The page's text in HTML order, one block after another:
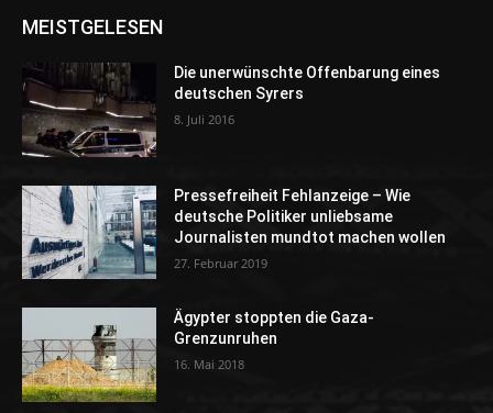
MEISTGELESEN
Die unerwünschte Offenbarung eines
deutschen Syrers
8. Juli 2016
Pressefreiheit Fehlanzeige – Wie
deutsche Politiker unliebsame
Journalisten mundtot machen wollen
27. Februar 2019
Ägypter stoppten die Gaza-
Grenzunruhen
16. Mai 2018